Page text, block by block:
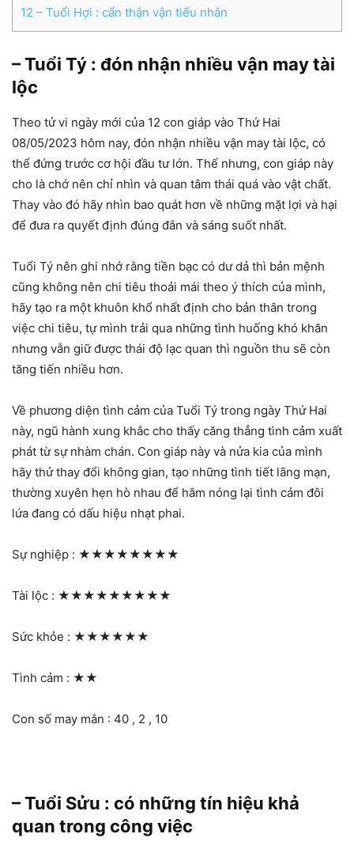
12 – Tuổi Hợi : cẩn thận vận tiểu nhân
– Tuổi Tý : đón nhận nhiều vận may tài
lộc
Theo tử vi ngày mới của 12 con giáp vào Thứ Hai
08/05/2023 hôm nay, đón nhận nhiều vận may tài lộc, có
thể đứng trước cơ hội đầu tư lớn. Thế nhưng, con giáp này
cho là chớ nên chỉ nhìn và quan tâm thái quá vào vật chất.
Thay vào đó hãy nhìn bao quát hơn về những mặt lợi và hại
để đưa ra quyết định đúng đắn và sáng suốt nhất.
Tuổi Tý nên ghi nhớ rằng tiền bạc có dư dả thì bản mệnh
cũng không nên chi tiêu thoải mái theo ý thích của mình,
hãy tạo ra một khuôn khổ nhất định cho bản thân trong
việc chi tiêu, tự mình trải qua những tình huống khó khăn
nhưng vẫn giữ được thái độ lạc quan thì nguồn thu sẽ còn
tăng tiến nhiều hơn.
Về phương diện tình cảm của Tuổi Tý trong ngày Thứ Hai
này, ngũ hành xung khắc cho thấy căng thẳng tình cảm xuất
phát từ sự nhàm chán. Con giáp này và nửa kia của mình
hãy thử thay đổi không gian, tạo những tình tiết lãng mạn,
thường xuyên hẹn hò nhau để hâm nóng lại tình cảm đôi
lứa đang có dấu hiệu nhạt phai.
Sự nghiệp : ★★★★★★★★
Tài lộc : ★★★★★★★★★
Sức khỏe : ★★★★★★
Tình cảm : ★★
Con số may mắn : 40 , 2 , 10
– Tuổi Sửu : có những tín hiệu khả
quan trong công việc